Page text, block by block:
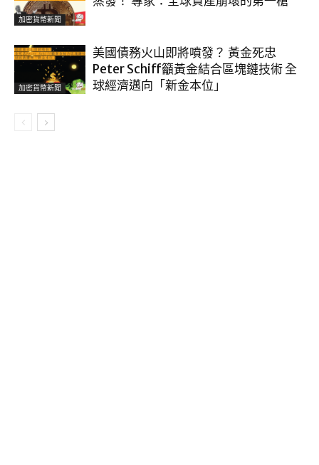
加密貨幣新聞
加密貨幣新聞
美國債務火山即將噴發？ 黃金死忠
Peter Schiff籲黃金結合區塊鏈技術 全
球經濟邁向「新金本位」